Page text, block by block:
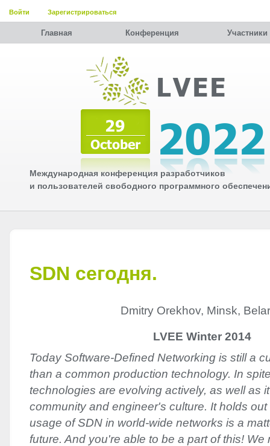
Войти Зарегистрироваться
Главная Конференция Участники
Международная конференция разработчиков
и пользователей свободного программного
SDN сегодня.
Dmitry Orekhov, Minsk,
LVEE Winter 2014
Today Software-Defined Networking is still a
than a common production technology. In
technologies are evolving actively, as well as
community and engineer's culture. It holds
usage of SDN in world-wide networks is a
future. And you're able to be a part of this! We